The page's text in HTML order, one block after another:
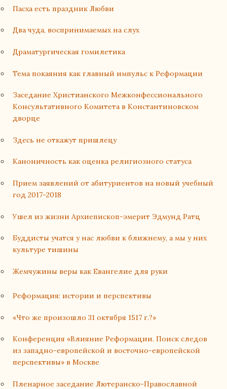
Пасха есть праздник Любви
Два чуда, воспринимаемых на слух
Драматургическая гомилетика
Тема покаяния как главный импульс к Реформации
Заседание Христианского Межконфессионального
Консультативного Комитета в Константиновском
дворце
Здесь не откажут пришлецу
Каноничность как оценка религиозного статуса
Прием заявлений от абитуриентов на новый учебный
год 2017-2018
Ушел из жизни Архиепископ-эмерит Эдмунд Ратц
Буддисты учатся у нас любви к ближнему, а мы у них
культуре тишины
Жемчужины веры как Евангелие для руки
Реформация: истории и перспективы
«Что же произошло 31 октября 1517 г.?»
Конференция «Влияние Реформации. Поиск следов
из западно-европейской и восточно-европейской
перспективы» в Москве
Пленарное заседание Лютеранско-Православной